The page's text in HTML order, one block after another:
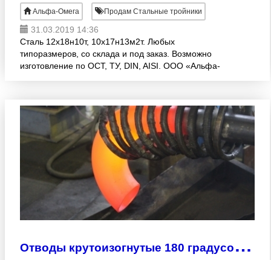
Альфа-Омега Продам Стальные тройники
31.03.2019 14:36
Сталь 12х18н10т, 10х17н13м2т. Любых
типоразмеров, со склада и под заказ. Возможно
изготовление по ОСТ, ТУ, DIN, AISI. ООО «Альфа-
О
тводы крутоизогнутые 180 градусов от Дн32